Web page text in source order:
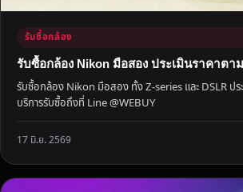
รับซื้อกล้อง
รับซื้อกล้อง Nikon มือสอง ประเมินราคาตา
รับซื้อกล้อง Nikon มือสอง ทั้ง Z-series และ DSLR ปร
บริการรับซื้อถึงที่ Line @WEBUY
17 มิ.ย. 2569